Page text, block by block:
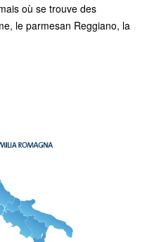
où se trouve des
le parmesan Reggiano, la